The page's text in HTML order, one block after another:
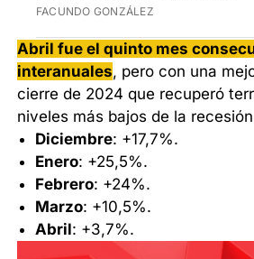
FACUNDO GONZÁLEZ
Abril fue el quinto mes
interanuales, pero con una
cierre de 2024 que recuperó
niveles más bajos de la
Diciembre: +17,7%.
Enero: +25,5%.
Febrero: +24%.
Marzo: +10,5%.
Abril: +3,7%.